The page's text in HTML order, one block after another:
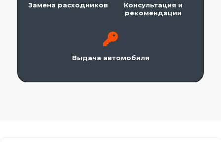
Замена расходников
Консультация и
рекомендации
Выдача автомобиля